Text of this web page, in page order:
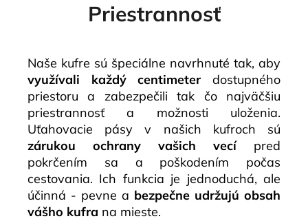
Priestrannosť
Naše kufre sú špeciálne navrhnuté tak, aby
využívali každý centimeter dostupného
priestoru a zabezpečili tak čo najväčšiu
priestrannosť a možnosti uloženia.
Uťahovacie pásy v našich kufroch sú
zárukou ochrany vašich vecípred
pokrčením sa a poškodením počas
cestovania. Ich funkcia je jednoduchá, ale
účinná - pevne a bezpečne udržujú obsah
vášho kufra na mieste.